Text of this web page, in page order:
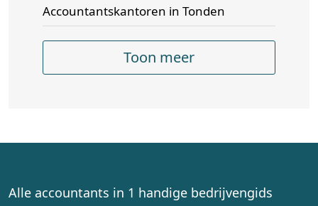
Accountantskantoren in Tonden
Toon meer
Alle accountants in 1 handige bedrijvengids